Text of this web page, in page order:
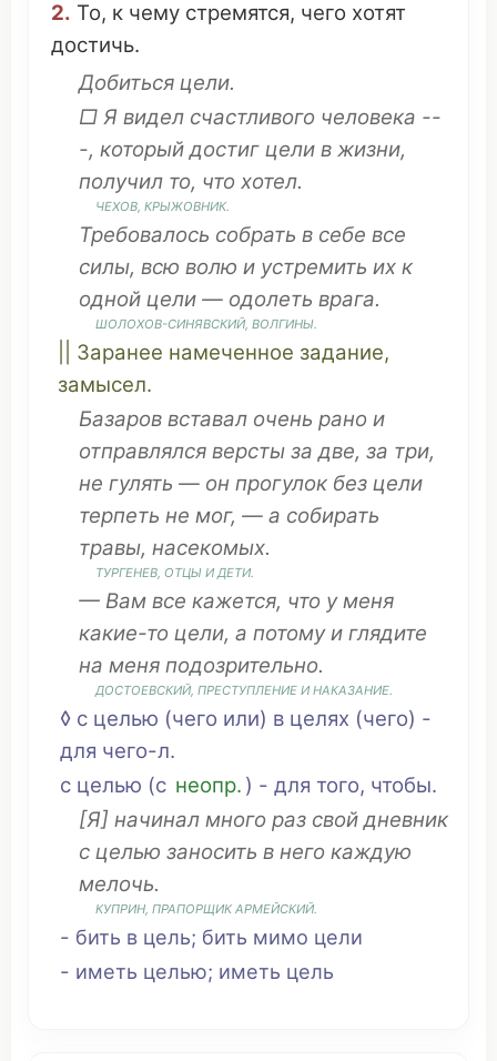
2. То, к чему стремятся, чего хотят
достичь.
Добиться цели.
□ Я видел счастливого человека --
-, который достиг цели в жизни,
получил то, что хотел.
ЧЕХОВ, КРЫЖОВНИК.
Требовалось собрать в себе все
силы, всю волю и устремить их к
одной цели — одолеть врага.
ШОЛОХОВ-СИНЯВСКИЙ, ВОЛГИНЫ.
Заранее намеченное задание,
замысел.
Базаров вставал очень рано и
отправлялся версты задве, за три,
не гулять — он прогулок без цели
терпеть не мог, — а собирать
травы, насекомых.
ТУРГЕНЕВ, ОТЦЫ И ДЕТИ.
— Вам все кажется, что у меня
какие-то цели, а потому и глядите
на меня подозрительно.
ДОСТОЕВСКИЙ, ПРЕСТУПЛЕНИЕ И НАКАЗАНИЕ.
◊ с целью (чего или) в целях (чего) -
для чего-л.
с целью (с неопр. ) - для того, чтобы.
[Я] начинал много раз свой дневник
с целью заносить в него каждую
мелочь.
КУПРИН, ПРАПОРЩИК АРМЕЙСКИЙ.
- бить в цель; бить мимо цели
- иметь целью; иметь цель